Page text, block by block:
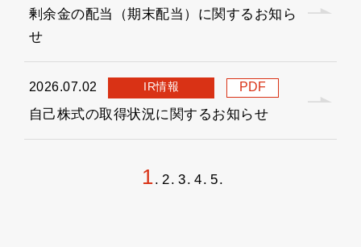
剰余金の配当（期末配当）に関するお知ら
せ
2026.07.02 IR情報 PDF
自己株式の取得状況に関するお知らせ
1 2 3 4 5